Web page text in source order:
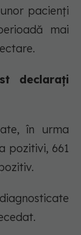
pacienți
mai
declarați
în urma
pozitivi, 661